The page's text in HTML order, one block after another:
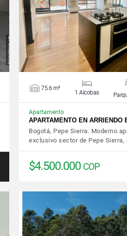
VER DETALLES
75.6 m²
1 Alcobas
Apartamento
APARTAMENTO EN
Bogotá, Pepe Sierra. Moderno
exclusivo sector de Pepe Sierra,
$4.500.000 COP